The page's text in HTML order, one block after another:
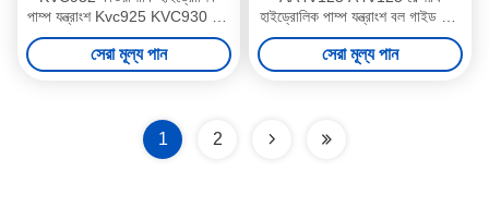
পাম্প যন্ত্রাংশ Kvc925 KVC930 উচ্চ
কর্মক্ষমতা ISO
সেরা মূল্য পান
হাইড্রোলিক পাম্প যন্ত্রাংশ বল গাইড তেল
সীল খাদ সীল অন্তর্ভুক্ত
সেরা মূল্য পান
1 2